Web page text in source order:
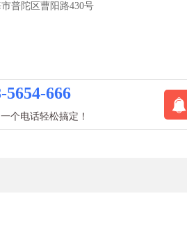
普陀区曹阳路430号
5654-666
个电话轻松搞定！